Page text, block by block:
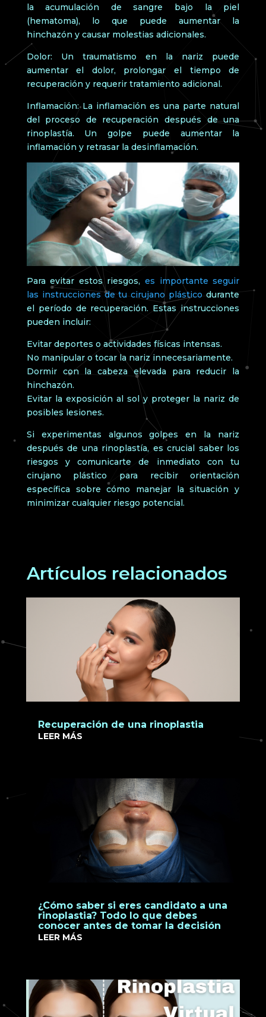
la acumulación de sangre bajo la piel
(hematoma), lo que puede aumentar la
hinchazón y causar molestias adicionales.
Dolor: Un traumatismo en la nariz puede
aumentar el dolor, prolongar el tiempo de
recuperación y requerir tratamiento adicional.
Inflamación: La inflamación es una parte natural
del proceso de recuperación después de una
rinoplastía. Un golpe puede aumentar la
inflamación y retrasar la desinflamación.
Para evitar estos riesgos,es importante seguir
las instrucciones de tu cirujano plásticodurante
el período de recuperación. Estas instrucciones
pueden incluir:
Evitar deportes o actividades físicas intensas.
No manipular o tocar la nariz innecesariamente.
Dormir con la cabeza elevada para reducir la
hinchazón.
Evitar la exposición al sol y proteger la nariz de
posibles lesiones.
Si experimentas algunos golpes en la nariz
después de una rinoplastía, es crucial saber los
riesgos y comunicarte de inmediato con tu
cirujano plástico para recibir orientación
específica sobre cómo manejar la situación y
minimizar cualquier riesgo potencial.
Artículos relacionados
Recuperación de una rinoplastia
LEER MÁS
¿Cómo saber si eres candidato a una
rinoplastia? Todo lo que debes
conocer antes de tomar la decisión
LEER MÁS